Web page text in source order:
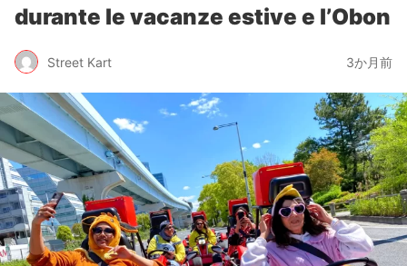
durante le vacanze estive e l’Obon
Street Kart 3か月前